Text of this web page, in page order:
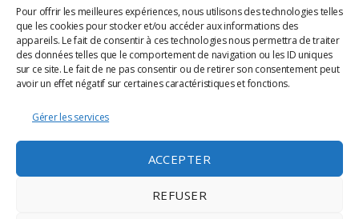
Pour offrir les meilleures expériences, nous utilisons des technologies telles
que les cookies pour stocker et/ou accéder aux informations des
appareils. Le fait de consentir à ces technologies nous permettra de traiter
des données telles que le comportement de navigation ou les ID uniques
sur ce site. Le fait de ne pas consentir ou de retirer son consentement peut
avoir un effet négatif sur certaines caractéristiques et fonctions.
Gérer les services
ACCEPTER
REFUSER
© 2026Scènes & Cinés
Appels d’offre